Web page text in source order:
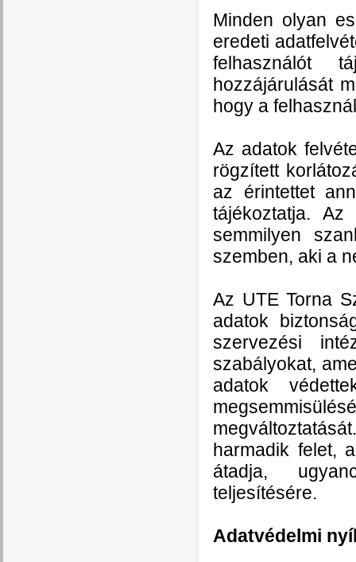
Minden olyan
eredeti
felhasználót
hozzájárulását
hogy a
Az adatok
rögzített
az érintettet
tájékoztatja.
semmilyen
szemben, aki a
Az UTE Torna
adatok
szervezési
szabályokat,
adatok
harmadik felet,
átadja,
teljesítésére.
Adatvédelmi